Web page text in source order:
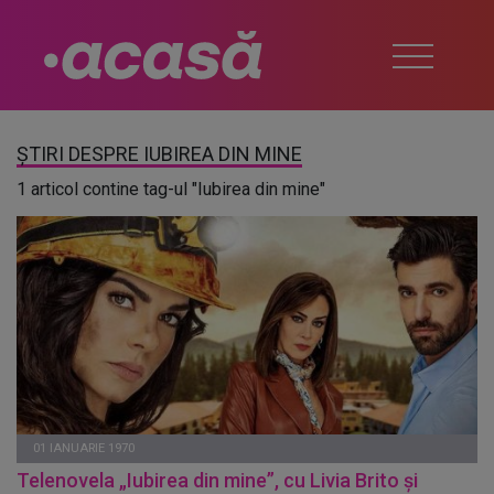
ȘTIRI DESPRE IUBIREA DIN MINE
1 articol contine tag-ul "Iubirea din mine"
01 IANUARIE 1970
Telenovela „Iubirea din mine”, cu Livia Brito și